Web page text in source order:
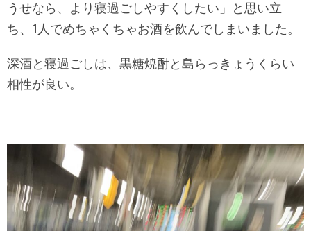
うせなら、より寝過ごしやすくしたい」と思い立
ち、1人でめちゃくちゃお酒を飲んでしまいました。
深酒と寝過ごしは、黒糖焼酎と島らっきょうくらい
相性が良い。